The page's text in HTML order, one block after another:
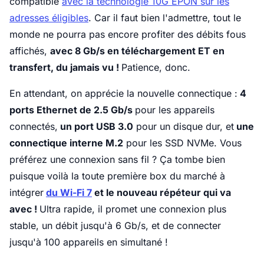
adresses éligibles. Car il faut bien l'admettre, tout le
monde ne pourra pas encore profiter des débits fous
affichés, avec 8 Gb/s en téléchargement ET en
transfert, du jamais vu ! Patience, donc.
En attendant, on apprécie la nouvelle connectique : 4
ports Ethernet de 2.5 Gb/s pour les appareils
connectés, un port USB 3.0 pour un disque dur, et une
connectique interne M.2 pour les SSD NVMe. Vous
préférez une connexion sans fil ? Ça tombe bien
puisque voilà la toute première box du marché à
intégrer du Wi-Fi 7 et le nouveau répéteur qui va
avec ! Ultra rapide, il promet une connexion plus
stable, un débit jusqu'à 6 Gb/s, et de connecter
jusqu'à 100 appareils en simultané !